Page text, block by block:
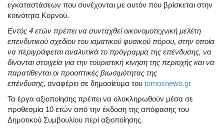
εγκαταστάσεων που συνέχονται με αυτόν που βρίσκεται στην
κοινότητα Κορνού.
Εντός 4 ετών πρέπει να συνταχθεί οικονομοτεχνική μελέτη
επενδυτικού σχεδίου του ιαματικού φυσικού πόρου, στην οποία
να περιγράφεται αναλυτικά το πρόγραμμα της επένδυσης, να
δίνονται στοιχεία για την τουριστική κίνηση της περιοχής και να
παρατίθενται οι προοπτικές βιωσιμότητας της
επένδυσης, αναφέρει σε δημοσίευμα του tornosnews.gr
Τα έργα αξιοποίησης πρέπει να ολοκληρωθούν μέσα σε
προθεσμία 10 ετών από την έκδοση της απόφασης του
Δημοτικού Συμβουλίου περί αξιοποίησης.